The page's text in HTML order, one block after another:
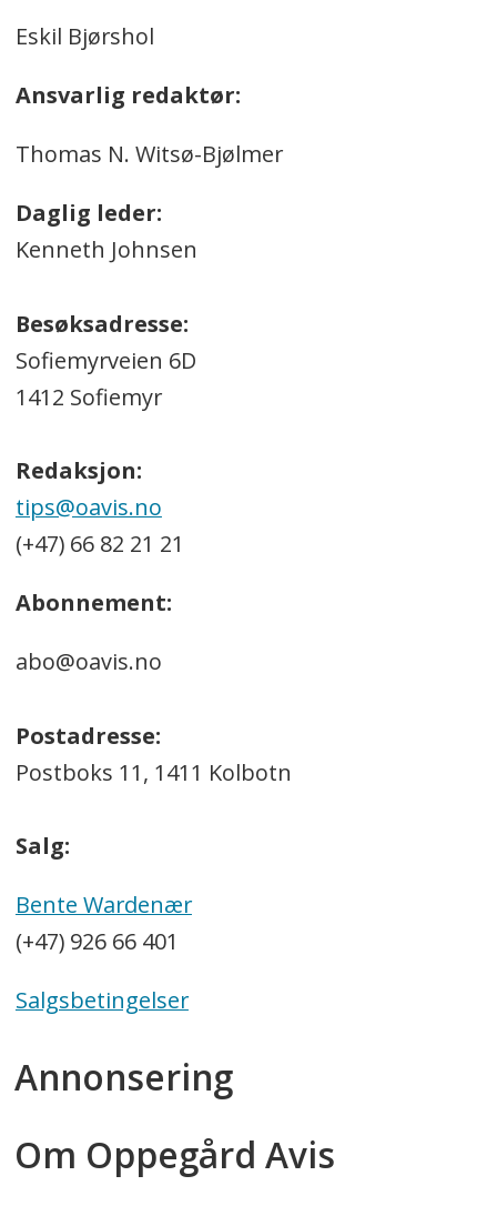
Eskil Bjørshol
Ansvarlig redaktør:
Thomas N. Witsø-Bjølmer
Daglig leder:
Kenneth Johnsen
Besøksadresse:
Sofiemyrveien 6D
1412 Sofiemyr
Redaksjon:
tips@oavis.no
(+47) 66 82 21 21
Abonnement:
abo@oavis.no
Postadresse:
Postboks 11, 1411 Kolbotn
Salg:
Bente Wardenær
(+47) 926 66 401
Salgsbetingelser
Annonsering
Om Oppegård Avis